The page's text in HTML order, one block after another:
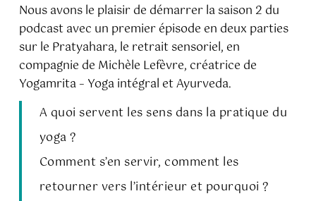
Nous avons le plaisir de démarrer la saison 2 du
podcast avec un premier épisode en deux parties
sur le Pratyahara, le retrait sensoriel, en
compagnie de Michèle Lefèvre, créatrice de
Yogamrita – Yoga intégral et Ayurveda.
A quoi servent les sens dans la pratique du
yoga ?
Comment s’en servir, comment les
retourner vers l’intérieur et pourquoi ?